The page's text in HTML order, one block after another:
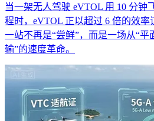
当一架无人驾驶 eVTOL 用 10 分钟
程时，eVTOL 正以超过 6 倍的效
一站不再是“尝鲜”，而是一场从“平
输”的速度革命。